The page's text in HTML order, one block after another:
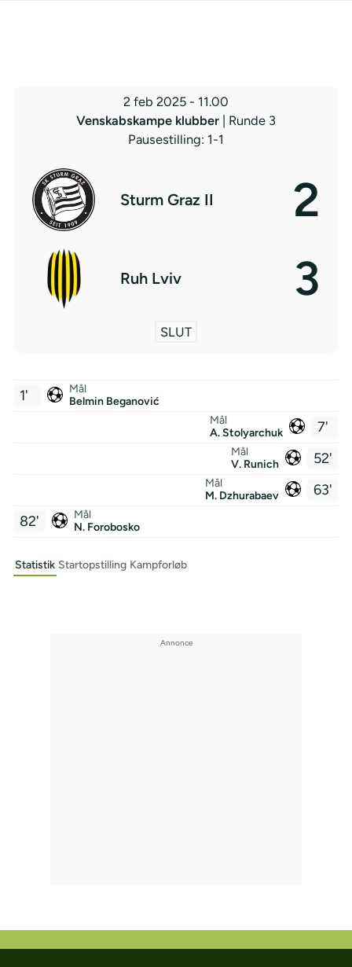
2 feb 2025 - 11.00
Venskabskampe klubber
| Runde 3
Pausestilling: 1-1
Sturm Graz II 2
Ruh Lviv 3
SLUT
Mål
Belmin Beganović
1'
7'
Mål
A. Stolyarchuk
52'
Mål
V. Runich
63'
Mål
M. Dzhurabaev
Mål
N. Forobosko
82'
Statistik Startopstilling Kampforløb